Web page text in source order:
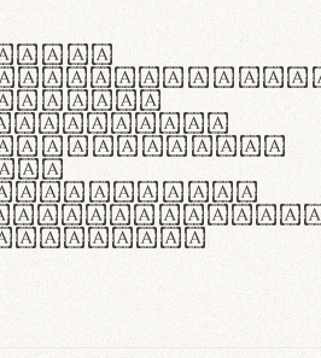
pretium
laoreet
morbi
et netus
ac turpis